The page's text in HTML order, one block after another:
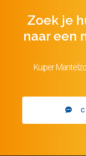
Zoek je
naar een
Kuiper